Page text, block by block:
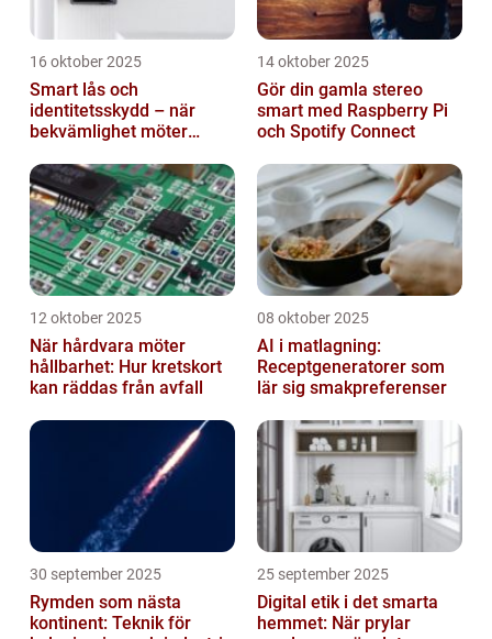
16 oktober 2025
Smart lås och
identitetsskydd – när
bekvämlighet möter
14 oktober 2025
Gör din gamla stereo
smart med Raspberry Pi
och Spotify Connect
12 oktober 2025
När hårdvara möter
hållbarhet: Hur kretskort
kan räddas från avfall
08 oktober 2025
AI i matlagning:
Receptgeneratorer som
lär sig smakpreferenser
30 september 2025
Rymden som nästa
kontinent: Teknik för
25 september 2025
Digital etik i det smarta
hemmet: När prylar